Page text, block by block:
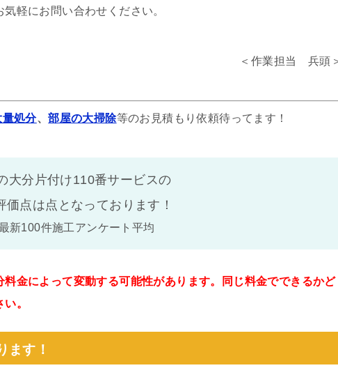
軽にお問い合わせください。
＜作業担当 兵頭
処分、部屋の大掃除等のお見積もり依頼待ってます！
大分片付け110番サービスの
価点は点となっております！
新100件施工アンケート平均
金によって変動する可能性があります。同じ料金でできるかど
。
ます！